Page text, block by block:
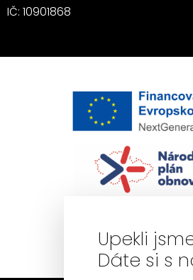
IČ: 10901868
Upekli
Dáte si s